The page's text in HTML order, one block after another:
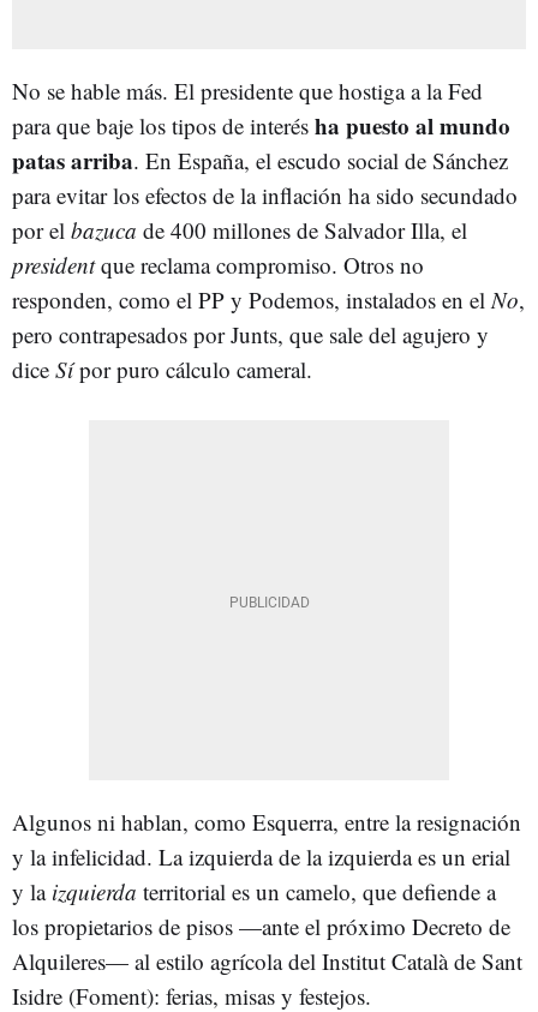
No se hable más. El presidente que hostiga a la Fed
para que baje los tipos de interés ha puesto al mundo
patas arriba. En España, el escudo social de Sánchez
para evitar los efectos de la inflación ha sido secundado
por el bazuca de 400 millones de Salvador Illa, el
presidentque reclama compromiso. Otros no
responden, como el PP y Podemos, instalados en el No,
pero contrapesados por Junts, que sale del agujero y
dice Sípor puro cálculo cameral.
Algunos ni hablan, como Esquerra, entre la resignación
y la infelicidad. La izquierda de la izquierda es un erial
y la izquierda territorial es un camelo, que defiende a
los propietarios de pisos —ante el próximo Decreto de
Alquileres— al estilo agrícola del Institut Català de Sant
Isidre (Foment): ferias, misas y festejos.